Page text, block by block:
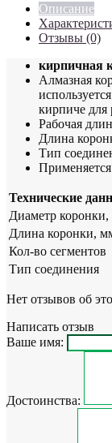
Описание
Отзывы (0)
кирпичная
Алмазная
кирпиче для
Рабочая
Длина
Тип
Технические
Диаметр
Длина коронки,
Кол-во сегментов
Тип соединения
Нет отзывов об
Написать отзыв
Ваше имя:
Достоинства: